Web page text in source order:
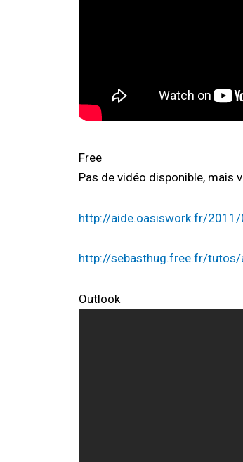
Free
Pas de vidéo disponible, mais
http://aide.oasiswork.fr/
http://sebasthug.free.fr/
Outlook